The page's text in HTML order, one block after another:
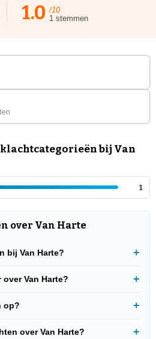
1.0 /10
1 stemmen
bij Van
1
over Van Harte
bij Van Harte?
Van Harte?
op?
over Van Harte?